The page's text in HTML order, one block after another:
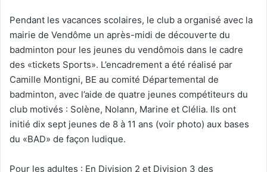
Pendant les vacances scolaires, le club a organisé avec la
mairie de Vendôme un après-midi de découverte du
badminton pour les jeunes du vendômois dans le cadre
des «tickets Sports». L’encadrement a été réalisé par
Camille Montigni, BE au comité Départemental de
badminton, avec l’aide de quatre jeunes compétiteurs du
club motivés : Solène, Nolann, Marine et Clélia. Ils ont
initié dix sept jeunes de 8 à 11 ans (voir photo) aux bases
du «BAD» de façon ludique.
Pour les adultes : En Division 2 et Division 3 des